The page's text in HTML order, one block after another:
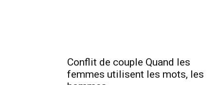
Conflit de couple Quand les
femmes utilisent les mots, les